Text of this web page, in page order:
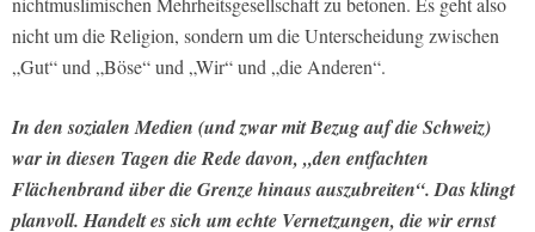
nicht um die Religion, sondern um die Unterscheidung zwischen
„Gut“ und „Böse“ und „Wir“ und „die Anderen“.
In den sozialen Medien (und zwar mit Bezug auf die Schweiz)
war in diesen Tagen die Rede davon, „den entfachten
Flächenbrand über die Grenze hinaus auszubreiten“. Das klingt
planvoll. Handelt es sich um echte Vernetzungen, die wir ernst